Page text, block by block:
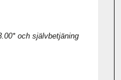
och självbetjäning